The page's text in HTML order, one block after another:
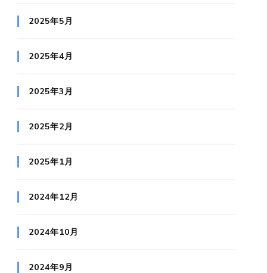
2025年5月
2025年4月
2025年3月
2025年2月
2025年1月
2024年12月
2024年10月
2024年9月